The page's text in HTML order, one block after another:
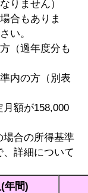
りません）
合もありま
い。
（過年度分も
内の方（別表
が158,000
場合の所得基準
詳細について
年間)